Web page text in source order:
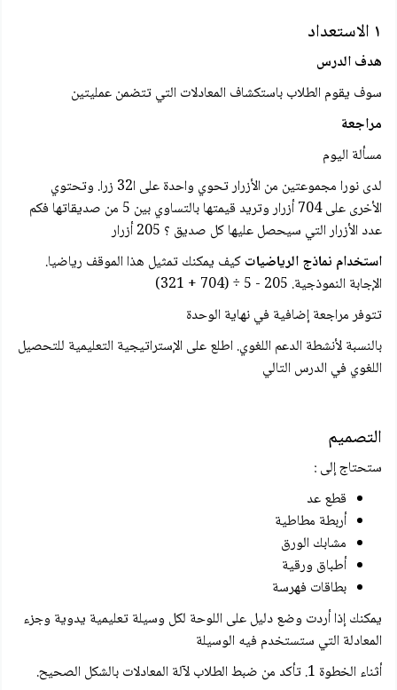
١ الاستعداد
هدف الدرس
سوف يقوم الطلاب باستكشاف المعادلات التي تتضمن عمليتين
مراجعة
مسألة اليوم
لدى نورا مجموعتين من الأزرار تحوي واحدة على ا32 زرا. وتحتوي
الأخرى على 704 أزرار وتريد قيمتها بالتساوي بین 5 من صديقاتها فكم
عدد الأزرار التي سيحصل عليها كل صديق ؟ 205 أزرار
استخدام نماذج الرياضياتكيف يمكنك تمثيل هذا الموقف رياضيا.
الإجابة النموذجية. 205 - 5 ÷ (704 + 321)
تتوفر مراجعة إضافية في نهاية الوحدة
بالنسبة لأنشطة الدعم اللغوي. اطلع على الإستراتيجية التعليمية للتحصيل
اللغوي في الدرس التالي
التصميم
ستحتاج إلى :
قطع عد
أربطة مطاطية
مشابك الورق
أطباق ورقية
بطاقات فهرسة
يمكنك إذا أردت وضع دليل على اللوحة لكل وسيلة تعليمية يدوية وجزء
المعادلة التي ستستخدم فيه الوسيلة
أثناء الخطوة 1. تأكد من ضبط الطلاب لآلة المعادلات بالشكل الصحيح.